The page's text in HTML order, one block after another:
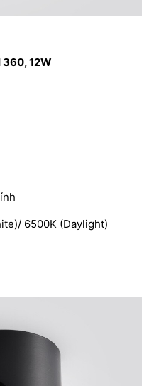
360, 12W
6500K (Daylight)